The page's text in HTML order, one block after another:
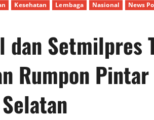
Kesehatan Lembaga Nasional News
dan Setmilpres
Rumpon